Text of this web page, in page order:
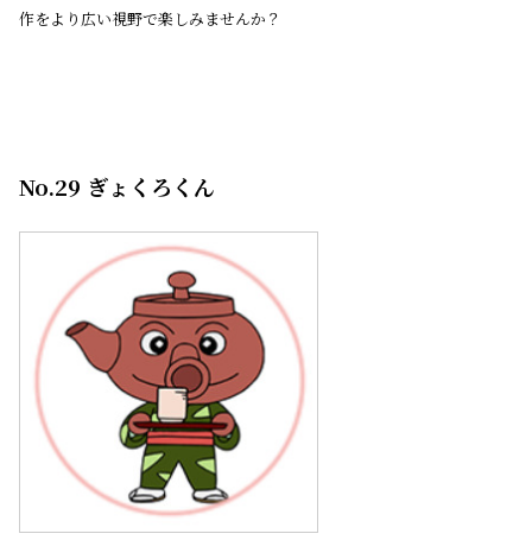
作をより広い視野で楽しみませんか？
No.29 ぎょくろくん